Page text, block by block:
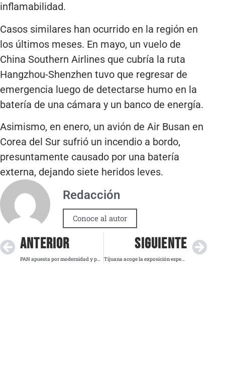
inflamabilidad.
Casos similares han ocurrido en la región en
los últimos meses. En mayo, un vuelo de
China Southern Airlines que cubría la ruta
Hangzhou-Shenzhen tuvo que regresar de
emergencia luego de detectarse humo en la
batería de una cámara y un banco de energía.
Asimismo, en enero, un avión de Air Busan en
Corea del Sur sufrió un incendio a bordo,
presuntamente causado por una batería
externa, dejando siete heridos leves.
Redacción
Conoce al autor
ANTERIOR
PAN apuesta por modernidad y participación juvenil en su relanzamiento nacional
SIGUIENTE
Tijuana acoge la exposición especial del muralista Tomer Linaje en Chiu Gallery Alameda Otay